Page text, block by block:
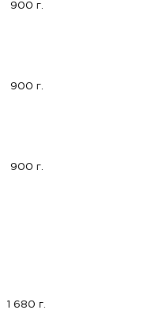
900 г.
900 г.
900 г.
1 680 г.